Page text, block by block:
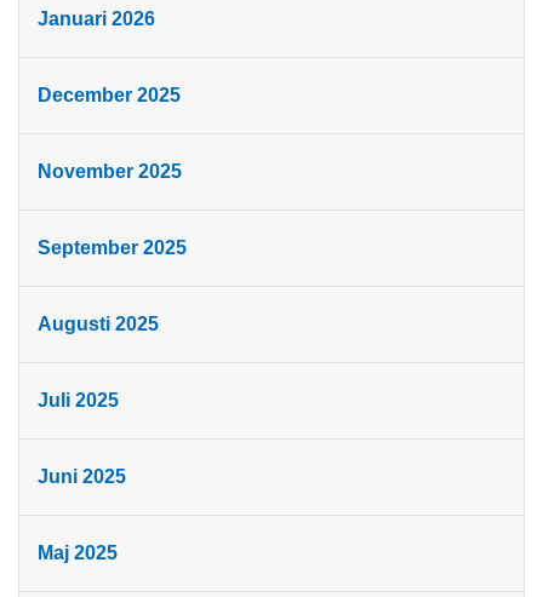
Januari 2026
December 2025
November 2025
September 2025
Augusti 2025
Juli 2025
Juni 2025
Maj 2025